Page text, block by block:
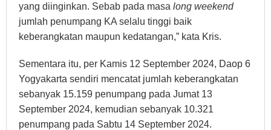
yang diinginkan. Sebab pada masa long weekend
jumlah penumpang KA selalu tinggi baik
keberangkatan maupun kedatangan,” kata Kris.
Sementara itu, per Kamis 12 September 2024, Daop 6
Yogyakarta sendiri mencatat jumlah keberangkatan
sebanyak 15.159 penumpang pada Jumat 13
September 2024, kemudian sebanyak 10.321
penumpang pada Sabtu 14 September 2024.